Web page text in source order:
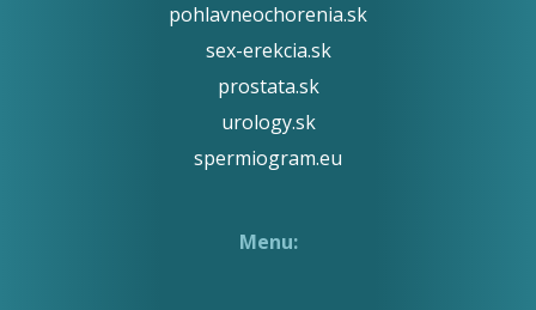
pohlavneochorenia.sk
sex-erekcia.sk
prostata.sk
urology.sk
spermiogram.eu
Menu: